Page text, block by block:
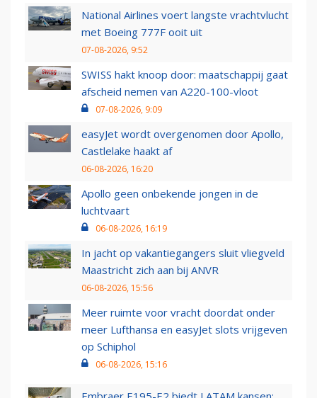
National Airlines voert langste vrachtvlucht
met Boeing 777F ooit uit
07-08-2026, 9:52
SWISS hakt knoop door: maatschappij gaat
afscheid nemen van A220-100-vloot
07-08-2026, 9:09
easyJet wordt overgenomen door Apollo,
Castlelake haakt af
06-08-2026, 16:20
Apollo geen onbekende jongen in de
luchtvaart
06-08-2026, 16:19
In jacht op vakantiegangers sluit vliegveld
Maastricht zich aan bij ANVR
06-08-2026, 15:56
Meer ruimte voor vracht doordat onder
meer Lufthansa en easyJet slots vrijgeven
op Schiphol
06-08-2026, 15:16